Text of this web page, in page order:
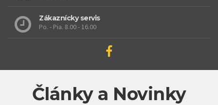
Zákaznícky servis
Po. - Pia. 8.00 - 16.00
Články a Novinky